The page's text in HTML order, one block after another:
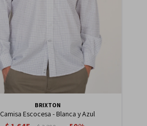
BRIXTON
Camisa Escocesa - Blanca y Azul